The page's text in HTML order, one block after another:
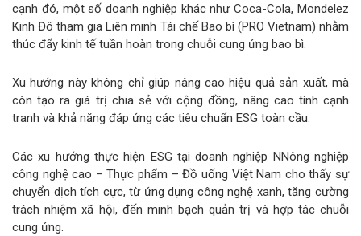
cạnh đó, một số doanh nghiệp khác như Coca-Cola, Mondelez
Kinh Đô tham gia Liên minh Tái chế Bao bì (PRO Vietnam) nhằm
thúc đẩy kinh tế tuần hoàn trong chuỗi cung ứng bao bì.
Xu hướng này không chỉ giúp nâng cao hiệu quả sản xuất, mà
còn tạo ra giá trị chia sẻ với cộng đồng, nâng cao tính cạnh
tranh và khả năng đáp ứng các tiêu chuẩn ESG toàn cầu.
Các xu hướng thực hiện ESG tại doanh nghiệp NNông nghiệp
công nghệ cao – Thực phẩm – Đồ uống Việt Nam cho thấy sự
chuyển dịch tích cực, từ ứng dụng công nghệ xanh, tăng cường
trách nhiệm xã hội, đến minh bạch quản trị và hợp tác chuỗi
cung ứng.